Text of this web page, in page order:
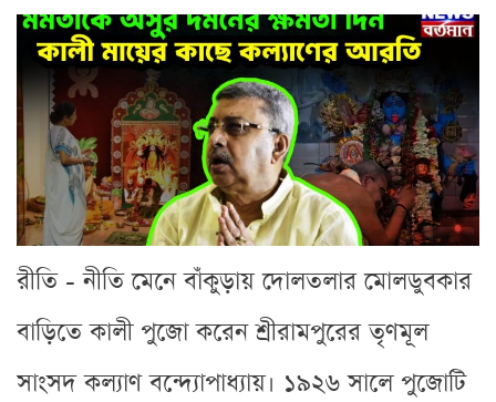
রীতি - নীতি মেনে বাঁকুড়ায় দোলতলার মোলডুবকার
বাড়িতে কালী পুজো করেন শ্রীরামপুরের তৃণমূল
সাংসদ কল্যাণ বন্দ্যোপাধ্যায়। ১৯২৬ সালে পুজোটি